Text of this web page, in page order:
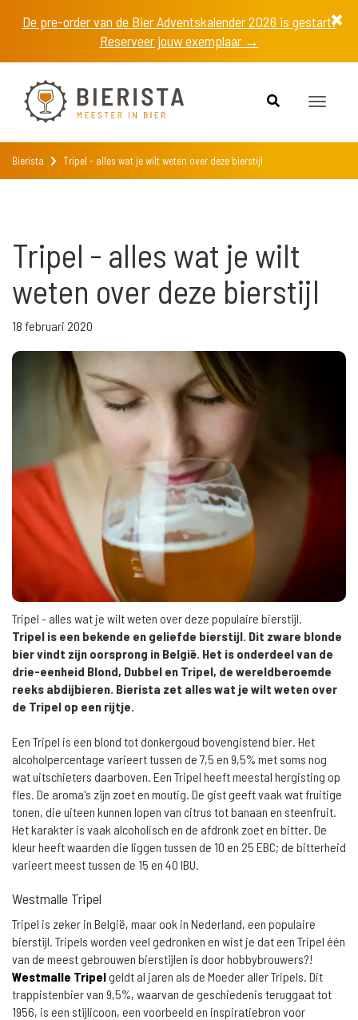
De pre-order van de Bier Adventskalender 2026 is gestart!
Reserveer jouw exemplaar →
Toggle
Bierista Tripel - alles wat je wilt weten over deze bierstijl
Tripel - alles wat je wilt
weten over deze bierstijl
18 februari 2020
Tripel is een bekende en geliefde bierstijl. Dit zware blonde
bier vindt zijn oorsprong in België. Het is onderdeel van de
drie-eenheid Blond, Dubbel en Tripel, de wereldberoemde
reeks abdijbieren. Bierista zet alles wat je wilt weten over
de Tripel op een rijtje.
Een Tripel is een blond tot donkergoud bovengistend bier. Het
alcoholpercentage varieert tussen de 7,5 en 9,5% met soms nog
wat uitschieters daarboven. Een Tripel heeft meestal hergisting op
fles. De aroma's zijn zoet en moutig. De gist geeft vaak wat fruitige
tonen, die uiteen kunnen lopen van citrus tot banaan en steenfruit.
Het karakter is vaak alcoholisch en de afdronk zoet en bitter. De
kleur heeft waarden die liggen tussen de 10 en 25 EBC; de bitterheid
varieert meest tussen de 15 en 40 IBU.
Westmalle Tripel
Tripel is zeker in België, maar ook in Nederland, een populaire
bierstijl. Tripels worden veel gedronken en wist je dat een Tripel één
van de meest gebrouwen bierstijlen is door hobbybrouwers?!
Westmalle Tripelgeldt al jaren als de Moeder aller Tripels. Dit
trappistenbier van 9,5%, waarvan de geschiedenis teruggaat tot
1956, is een stijlicoon, een voorbeeld en inspiratiebron voor
Tripel - alles wat je wilt weten over deze populaire bierstijl.